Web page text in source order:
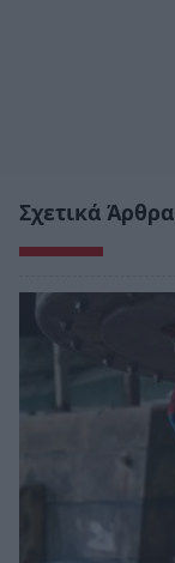
Σχετικά Άρθρα